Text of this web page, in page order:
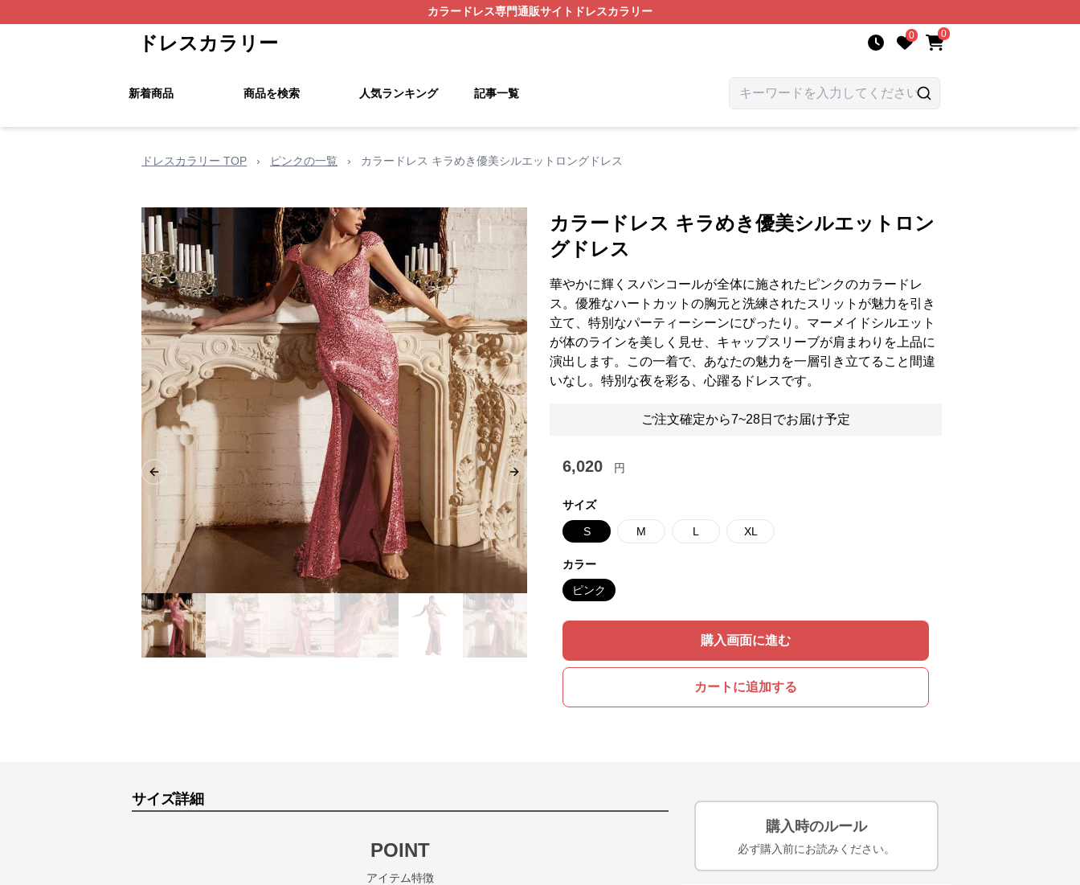
カラードレス専門通販サイト ドレスカラリー
ドレスカラリー 0 0
新着商品 商品を検索 人気ランキング 記事一覧
ドレスカラリー TOP › ピンクの一覧 › カラードレス キラめき優美シルエットロングドレス
Previous slide Next slide
カラードレス キラめき優美シルエットロン
グドレス
華やかに輝くスパンコールが全体に施されたピンクのカラードレ
ス。優雅なハートカットの胸元と洗練されたスリットが魅力を引き
立て、特別なパーティーシーンにぴったり。マーメイドシルエット
が体のラインを美しく見せ、キャップスリーブが肩まわりを上品に
演出します。この一着で、あなたの魅力を一層引き立てること間違
いなし。特別な夜を彩る、心躍るドレスです。
ご注文確定から7~28日でお届け予定
6,020 円
サイズ
S M L XL
カラー
ピンク
購入画面に進む
カートに追加する
サイズ詳細
POINT
アイテム特徴
購入時のルール
必ず購入前にお読みください。